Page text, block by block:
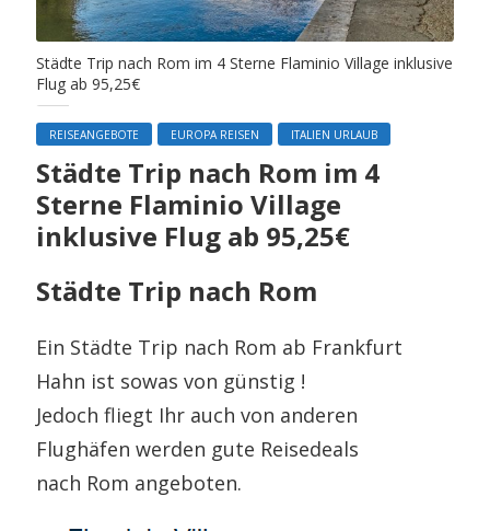
Städte Trip nach Rom im 4 Sterne Flaminio Village inklusive
Flug ab 95,25€
REISEANGEBOTE EUROPA REISEN ITALIEN URLAUB
Städte Trip nach Rom im 4
Sterne Flaminio Village
inklusive Flug ab 95,25€
Städte Trip nach Rom
Ein Städte Trip nach Rom ab Frankfurt
Hahn ist sowas von günstig !
Jedoch fliegt Ihr auch von anderen
Flughäfen werden gute Reisedeals
nach Rom angeboten.